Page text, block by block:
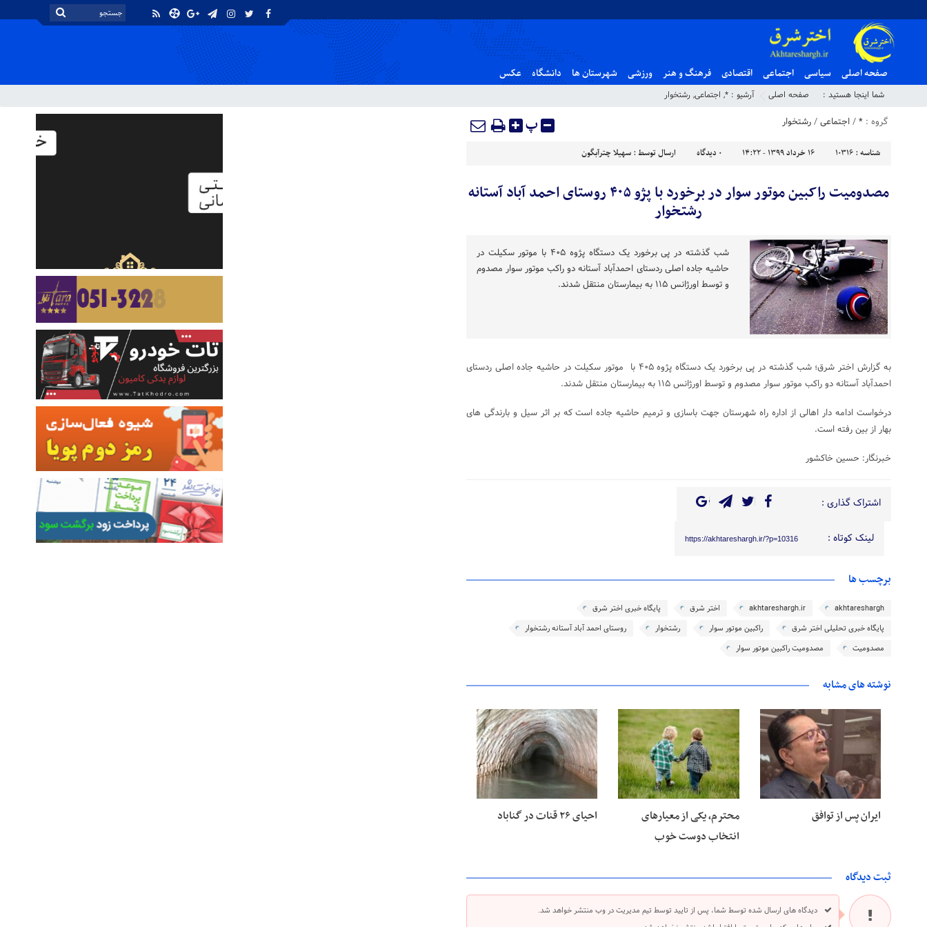
صفحه اصلی سیاسی اجتماعی اقتصادی فرهنگ و هنر ورزشی شهرستان ها دانشگاه عکس
شما اینجا هستید : صفحه اصلی آرشیو : *
, اجتماعی, رشتخوار
گروه : *
/اجتماعی/رشتخوار پ
شناسه : 10316 ۱۶ خرداد ۱۳۹۹ - ۱۴:۲۲ ۰ دیدگاه ارسال توسط : سهیلا چترآبگون
مصدومیت راکبین موتور سوار در برخورد با پژو ۴۰۵ روستای احمد آباد آستانه
رشتخوار
شب گذشته در پی برخورد یک دستگاه پژوه ۴۰۵ با موتور سکیلت در
حاشیه جاده اصلی ردستای احمدآباد آستانه دو راکب موتور سوار مصدوم
و توسط اورژانس ۱۱۵ به بیمارستان منتقل شدند.
به گزارش اختر شرق؛ شب گذشته در پی برخورد یک دستگاه پژوه ۴۰۵ با موتور سکیلت در حاشیه جاده اصلی ردستای
احمدآباد آستانه دو راکب موتور سوار مصدوم و توسط اورژانس ۱۱۵ به بیمارستان منتقل شدند.
درخواست ادامه دار اهالی از اداره راه شهرستان جهت باسازی و ترمیم حاشیه جاده است که بر اثر سیل و بارندگی های
بهار از بین رفته است.
خبرنگار: حسین خاکشور
اشتراک گذاری :
لینک کوتاه : https://akhtareshargh.ir/?p=10316
برچسب ها
akhtareshargh
akhtareshargh.ir اختر شرق
پایگاه خبری اختر شرق
پایگاه خبری تحلیلی اختر شرق
راکبین موتور سوار رشتخوار
روستای احمد آباد آستانه رشتخوار
مصدومیت
مصدومیت راکبین موتور سوار
نوشته های مشابه
۲۸ خرداد ۱۴۰۵
ایران پس از توافق
محترم، یکی از معیارهای
انتخاب دوست خوب
۲۸ خرداد ۱۴۰۵
احیای ۲۶ قنات در گناباد
ثبت دیدگاه
دیدگاه های ارسال شده توسط شما، پس از تایید توسط تیم مدیریت در وب منتشر خواهد شد.